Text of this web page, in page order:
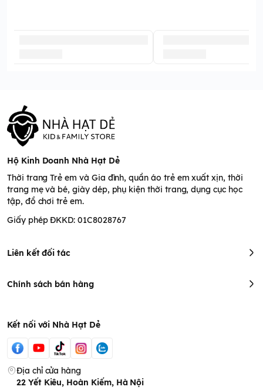
Hộ Kinh Doanh Nhà Hạt Dẻ
Thời trang Trẻ em và Gia đình, quần áo trẻ em xuất xịn, thời
trang mẹ và bé, giày dép, phụ kiện thời trang, dụng cục học
tập, đồ chơi trẻ em.
Giấy phép ĐKKD: 01C8028767
Liên kết đối tác
Chính sách bán hàng
Kết nối với Nhà Hạt Dẻ
Địa chỉ cửa hàng
22 Yết Kiêu, Hoàn Kiếm, Hà Nội